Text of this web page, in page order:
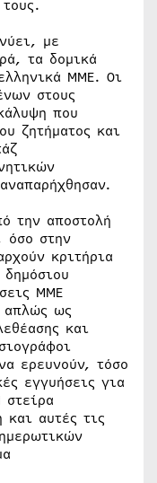
με
τα δομικά
ΜΜΕ. Οι
στους
που
ζητήματος και
την αποστολή
όσο στην
κριτήρια
ΜΜΕ
απλώς ως
και
ερευνούν, τόσο
εγγυήσεις για
αυτές τις